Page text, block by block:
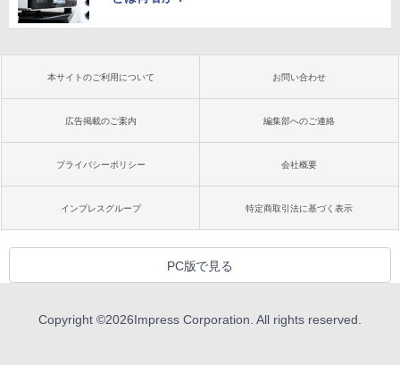
本サイトのご利用について お問い合わせ
広告掲載のご案内 編集部へのご連絡
プライバシーポリシー 会社概要
インプレスグループ 特定商取引法に基づく表示
PC版で見る
Copyright ©2026Impress Corporation. All rights reserved.